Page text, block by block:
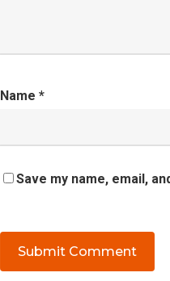
Name *
Save my name, email,